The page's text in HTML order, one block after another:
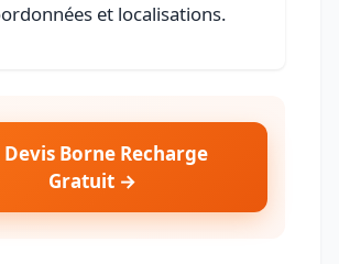
et localisations.
Devis Borne Recharge
Gratuit →